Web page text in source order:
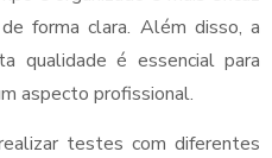
forma clara. Além disso, a
qualidade é essencial para
aspecto profissional.
testes com diferentes